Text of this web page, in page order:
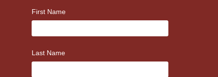
First Name
Last Name